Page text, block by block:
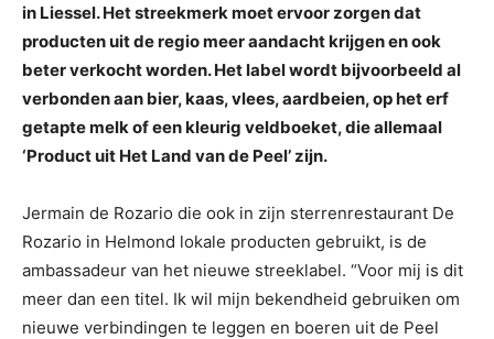
in Liessel. Het streekmerk moet ervoor zorgen dat
producten uit de regio meer aandacht krijgen en ook
beter verkocht worden. Het label wordt bijvoorbeeld al
verbonden aan bier, kaas, vlees, aardbeien, op het erf
getapte melk of een kleurig veldboeket, die allemaal
‘Product uit Het Land van de Peel’ zijn.
Jermain de Rozario die ook in zijn sterrenrestaurant De
Rozario in Helmond lokale producten gebruikt, is de
ambassadeur van het nieuwe streeklabel. “Voor mij is dit
meer dan een titel. Ik wil mijn bekendheid gebruiken om
nieuwe verbindingen te leggen en boeren uit de Peel